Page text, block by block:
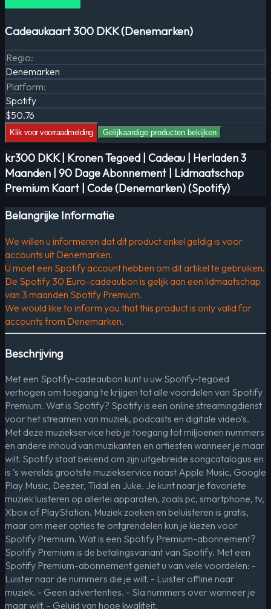
Cadeaukaart 300 DKK (Denemarken)
Regio:
Denemarken
Platform:
Spotify
$50.76
Klik voor voorraadmelding Gelijkaardige producten bekijken
kr300 DKK | Kronen Tegoed | Cadeau | Herladen 3
Maanden | 90 Dage Abonnement | Lidmaatschap
Premium Kaart | Code (Denemarken) (Spotify)
Belangrijke Informatie
We willen u informeren dat dit product enkel geldig is voor
accounts uit Denemarken.
U moet een Spotify account hebben om dit artikel te gebruiken.
De Spotify 30 Euro-cadeaubon is gelijk aan een lidmaatschap
van 3 maanden Spotify Premium.
We would like to inform you that this product is only valid for
accounts from Denemarken.
Beschrijving
Met een Spotify-cadeaubon kunt u uw Spotify-tegoed
verhogen om toegang te krijgen tot alle voordelen van Spotify
Premium. Wat is Spotify? Spotify is een online streamingdienst
voor het streamen van muziek, podcasts en digitale video's.
Met deze muziekservice heb je toegang tot miljoenen nummers
en andere inhoud van muzikanten en artiesten wanneer je maar
wilt. Spotify staat bekend om zijn uitgebreide songcatalogus en
is 's werelds grootste muziekservice naast Apple Music, Google
Play Music, Deezer, Tidal en Juke. Je kunt naar je favoriete
muziek luisteren op allerlei apparaten, zoals pc, smartphone, tv,
Xbox of PlayStation. Muziek zoeken en beluisteren is gratis,
maar om meer opties te ontgrendelen kun je kiezen voor
Spotify Premium. Wat is een Spotify Premium-abonnement?
Spotify Premium is de betalingsvariant van Spotify. Met een
Spotify Premium-abonnement geniet u van vele voordelen: -
Luister naar de nummers die je wilt. - Luister offline naar
muziek. - Geen advertenties. - Sla nummers over wanneer je
maar wilt. - Geluid van hoge kwaliteit.